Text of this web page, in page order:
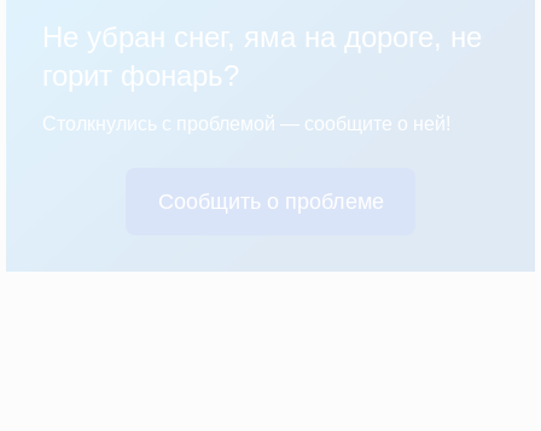
Не убран снег, яма на дороге, не
горит фонарь?
Столкнулись с проблемой — сообщите о ней!
Сообщить о проблеме